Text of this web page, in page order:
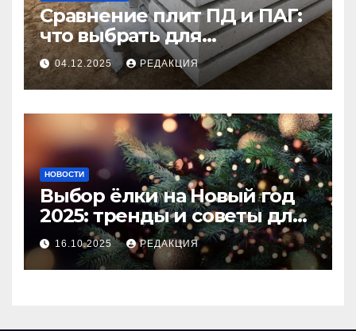
Сравнение плит ПД и ПАГ:
что выбрать для
долговечного и прочного
покрытия
04.12.2025 РЕДАКЦИЯ
НОВОСТИ
Выбор ёлки на Новый год
2025: тренды и советы для
идеального праздника
16.10.2025 РЕДАКЦИЯ